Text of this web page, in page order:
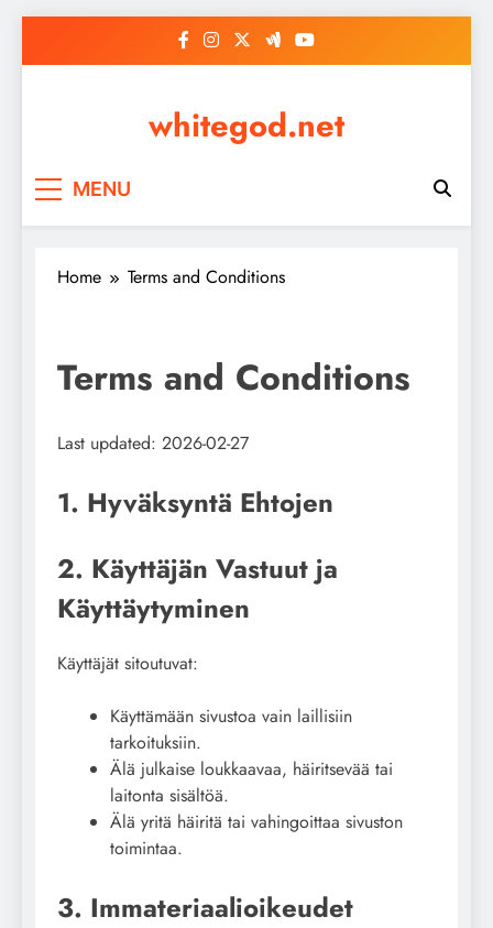
whitegod.net
MENU
Home Terms and Conditions
Terms and Conditions
Last updated: 2026-02-27
1. Hyväksyntä Ehtojen
2. Käyttäjän Vastuut ja
Käyttäytyminen
Käyttäjät sitoutuvat:
Käyttämään sivustoa vain laillisiin
tarkoituksiin.
Älä julkaise loukkaavaa, häiritsevää tai
laitonta sisältöä.
Älä yritä häiritä tai vahingoittaa sivuston
toimintaa.
3. Immateriaalioikeudet